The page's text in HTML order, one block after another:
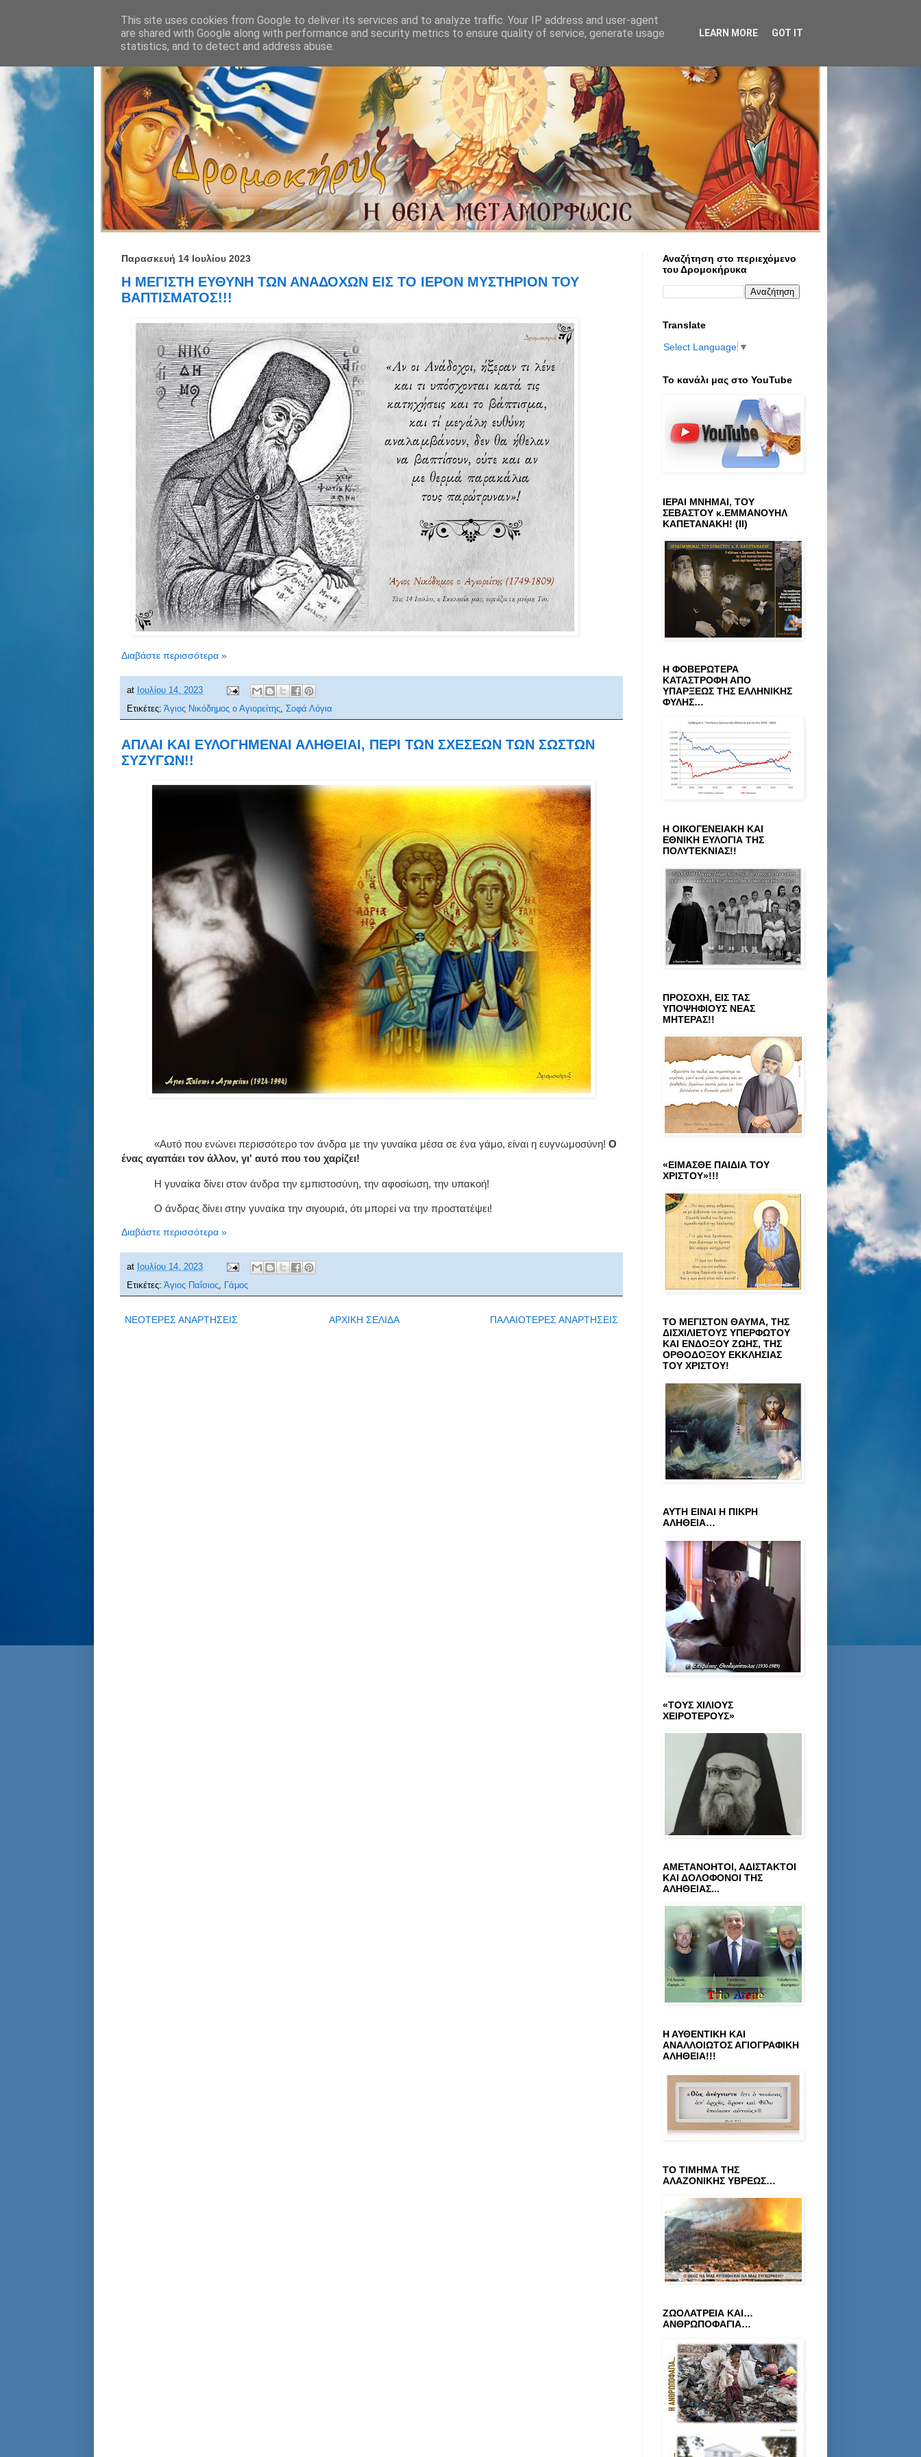
Παρασκευή 14 Ιουλίου 2023
Η ΜΕΓΙΣΤΗ ΕΥΘΥΝΗ ΤΩΝ ΑΝΑΔΟΧΩΝ ΕΙΣ ΤΟ ΙΕΡΟΝ ΜΥΣΤΗΡΙΟΝ ΤΟΥ
ΒΑΠΤΙΣΜΑΤΟΣ!!!
Διαβάστε περισσότερα »
at Ιουλίου 14, 2023
Ετικέτες: Άγιος Νικόδημος ο Αγιορείτης Σοφά Λόγια
ΑΠΛΑΙ ΚΑΙ ΕΥΛΟΓΗΜΕΝΑΙ ΑΛΗΘΕΙΑΙ, ΠΕΡΙ ΤΩΝ ΣΧΕΣΕΩΝ ΤΩΝ ΣΩΣΤΩΝ
ΣΥΖΥΓΩΝ!!
«Αυτό που ενώνει περισσότερο τον άνδρα με την γυναίκα μέσα σε ένα γάμο, είναι η ευγνωμοσύνη! Ο
ένας αγαπάει τον άλλον, γι' αυτό που του χαρίζει!
Η γυναίκα δίνει στον άνδρα την εμπιστοσύνη, την αφοσίωση, την υπακοή!
Ο άνδρας δίνει στην γυναίκα την σιγουριά, ότι μπορεί να την προστατέψει!
Διαβάστε περισσότερα »
at Ιουλίου 14, 2023
Ετικέτες: Άγιος Παΐσιος Γάμος
ΝΕΟΤΕΡΕΣ ΑΝΑΡΤΗΣΕΙΣ ΠΑΛΑΙΟΤΕΡΕΣ ΑΝΑΡΤΗΣΕΙΣ
ΑΡΧΙΚΗ ΣΕΛΙΔΑ
Αναζήτηση στο περιεχόμενο
του Δρομοκήρυκα
Translate
Select Language ▼
Το κανάλι μας στο ΥοuTube
ΙΕΡΑΙ ΜΝΗΜΑΙ, ΤΟΥ
ΣΕΒΑΣΤΟΥ κ.ΕΜΜΑΝΟΥΗΛ
ΚΑΠΕΤΑΝΑΚΗ! (ΙΙ)
Η ΦΟΒΕΡΩΤΕΡΑ
ΚΑΤΑΣΤΡΟΦΗ ΑΠΟ
ΥΠΑΡΞΕΩΣ ΤΗΣ ΕΛΛΗΝΙΚΗΣ
ΦΥΛΗΣ…
Η ΟΙΚΟΓΕΝΕΙΑΚΗ ΚΑΙ
ΕΘΝΙΚΗ ΕΥΛΟΓΙΑ ΤΗΣ
ΠΟΛΥΤΕΚΝΙΑΣ!!
ΠΡΟΣΟΧΗ, ΕΙΣ ΤΑΣ
ΥΠΟΨΗΦΙΟΥΣ ΝΕΑΣ
ΜΗΤΕΡΑΣ!!
«ΕΙΜΑΣΘΕ ΠΑΙΔΙΑ ΤΟΥ
ΧΡΙΣΤΟΥ»!!!
ΤΟ ΜΕΓΙΣΤΟΝ ΘΑΥΜΑ, ΤΗΣ
ΔΙΣΧΙΛΙΕΤΟΥΣ ΥΠΕΡΦΩΤΟΥ
ΚΑΙ ΕΝΔΟΞΟΥ ΖΩΗΣ, ΤΗΣ
ΟΡΘΟΔΟΞΟΥ ΕΚΚΛΗΣΙΑΣ
ΤΟΥ ΧΡΙΣΤΟΥ!
ΑΥΤΗ ΕΙΝΑΙ Η ΠΙΚΡΗ
ΑΛΗΘΕΙΑ…
«ΤΟΥΣ ΧΙΛΙΟΥΣ
ΧΕΙΡΟΤΕΡΟΥΣ»
ΑΜΕΤΑΝΟΗΤΟΙ, ΑΔΙΣΤΑΚΤΟΙ
ΚΑΙ ΔΟΛΟΦΟΝΟΙ ΤΗΣ
ΑΛΗΘΕΙΑΣ...
Η ΑΥΘΕΝΤΙΚΗ ΚΑΙ
ΑΝΑΛΛΟΙΩΤΟΣ ΑΓΙΟΓΡΑΦΙΚΗ
ΑΛΗΘΕΙΑ!!!
ΤΟ ΤΙΜΗΜΑ ΤΗΣ
ΑΛΑΖΟΝΙΚΗΣ ΥΒΡΕΩΣ…
ΖΩΟΛΑΤΡΕΙΑ ΚΑΙ…
ΑΝΘΡΩΠΟΦΑΓΙΑ…
This site uses cookies from Google to deliver its services and to analyze traffic. Your IP address and user-agent
are shared with Google along with performance and security metrics to ensure quality of service, generate usage
statistics, and to detect and address abuse.
LEARN MORE GOT IT